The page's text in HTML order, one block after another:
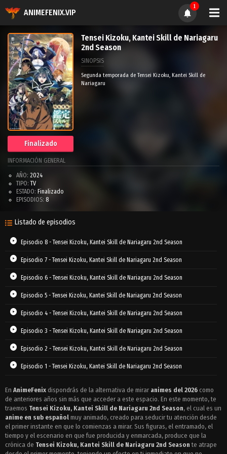
ANIMEFENIX.VIP
1
Finalizado
Tensei Kizoku, Kantei Skill de Nariagaru
2nd Season
SINOPSIS
Segunda temporada de Tensei Kizoku, Kantei Skill de
Nariagaru
INFORMACIÓN GENERAL
AÑO: 2024
TIPO: TV
ESTADO: Finalizado
EPISODIOS: 8
Listado de episodios
Episodio 8 - Tensei Kizoku, Kantei Skill de Nariagaru 2nd Season
Episodio 7 - Tensei Kizoku, Kantei Skill de Nariagaru 2nd Season
Episodio 6 - Tensei Kizoku, Kantei Skill de Nariagaru 2nd Season
Episodio 5 - Tensei Kizoku, Kantei Skill de Nariagaru 2nd Season
Episodio 4 - Tensei Kizoku, Kantei Skill de Nariagaru 2nd Season
Episodio 3 - Tensei Kizoku, Kantei Skill de Nariagaru 2nd Season
Episodio 2 - Tensei Kizoku, Kantei Skill de Nariagaru 2nd Season
Episodio 1 - Tensei Kizoku, Kantei Skill de Nariagaru 2nd Season
En AnimeFenix dispondrás de la alternativa de mirar animes del 2026 como
de anteriores años sin más que acceder a este espacio. En este momento, te
traemos Tensei Kizoku, Kantei Skill de Nariagaru 2nd Season, el cual es un
anime en sub español muy animado, creado para seducir tu atención desde
el primer instante en que lo comienzas a mirar. Sus figuras, el entramado, el
tiempo y el escenario en que fue producida y enmarcada, produce que la
crónica de Tensei Kizoku, Kantei Skill de Nariagaru 2nd Season te atrape